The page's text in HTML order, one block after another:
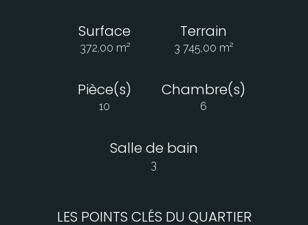
Surface
372,00 m²
Terrain
3 745,00 m²
Pièce(s)
10
Chambre(s)
6
Salle de bain
3
LES POINTS CLÉS DU QUARTIER